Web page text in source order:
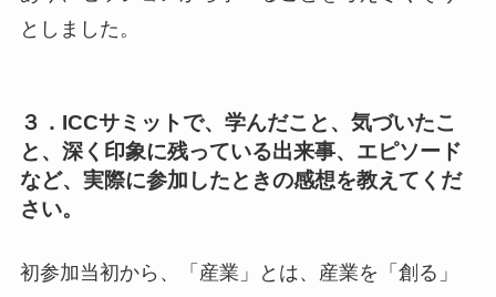
としました。
３．ICCサミットで、学んだこと、気づいたこ
と、深く印象に残っている出来事、エピソード
など、実際に参加したときの感想を教えてくだ
さい。
初参加当初から、「産業」とは、産業を「創る」